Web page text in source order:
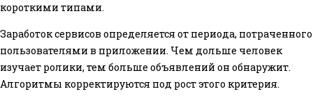
короткими типами.
Заработок сервисов определяется от периода, потраченного
пользователями в приложении. Чем дольше человек
изучает ролики, тем больше объявлений он обнаружит.
Алгоритмы корректируются под рост этого критерия.